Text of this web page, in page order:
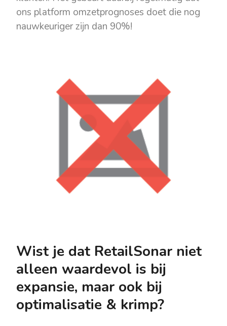
ons platform omzetprognoses doet die nog
nauwkeuriger zijn dan 90%!
Wist je dat RetailSonar niet
alleen waardevol is bij
expansie, maar ook bij
optimalisatie & krimp?